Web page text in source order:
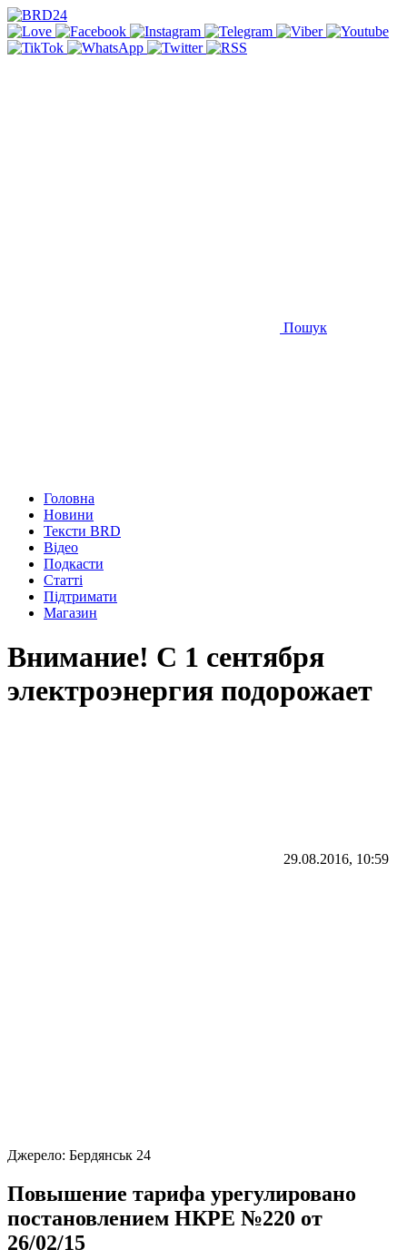
Пошук
Головна
Новини
Тексти BRD
Відео
Подкасти
Статті
Підтримати
Магазин
Внимание! С 1 сентября
электроэнергия подорожает
29.08.2016, 10:59
Джерело: Бердянськ 24
Повышение тарифа урегулировано
постановлением НКРЕ №220 от
26/02/15